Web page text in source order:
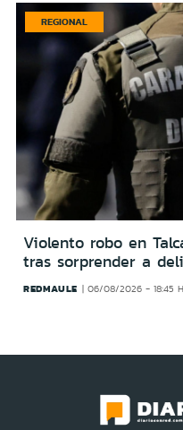
REGIONAL
Violento robo en
tras sorprender a
REDMAULE 06/08/2026 - 18:45